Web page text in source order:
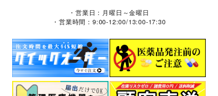
・営業日：月曜日～金曜日
・営業時間：9:00-12:00/13:00-17:30